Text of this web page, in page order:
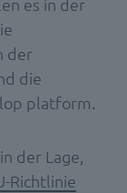
der
die
platform.
der Lage,
Richtlinie